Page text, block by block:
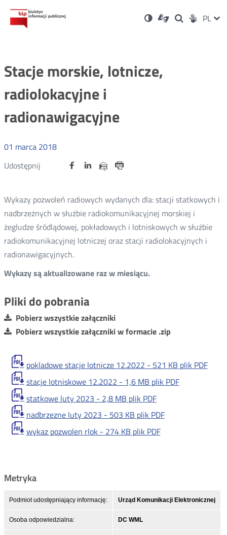
Ustawienia
Wersja
kontrastowa
Dla
niesłyszących
OtwórzOtwórz
w
Otwórz
w
Social PL
Stacje morskie, lotnicze,
radiolokacyjne i
radionawigacyjne
01 marca 2018
Udostępnij
Udostępnij
Otwórz Udostępnij
na
OtwórzUdostępnij
na
OtwórzUdostępnij
przez
Wykazy pozwoleń radiowych wydanych dla: stacji statkowych i
nadbrzeżnych w służbie radiokomunikacyjnej morskiej i
żegludze śródlądowej, pokładowych i lotniskowych w służbie
radiokomunikacyjnej lotniczej oraz stacji radiolokacyjnych i
radionawigacyjnych.
Wykazy są aktualizowane raz w miesiącu.
Pliki do pobrania
Pobierz wszystkie załączniki
Pobierz wszystkie załączniki w formacie .zip
pokladowe stacje lotnicze 12.2022 - 521 KB plik PDF
stacje lotniskowe 12.2022 - 1,6 MB plik PDF
statkowe luty 2023 - 2,8 MB plik PDF
nadbrzezne luty 2023 - 503 KB plik PDF
wykaz pozwolen rlok - 274 KB plik PDF
Metryka
Podmiot udostępniający informację: Urząd Komunikacji Elektronicznej
Osoba odpowiedzialna: DC WML